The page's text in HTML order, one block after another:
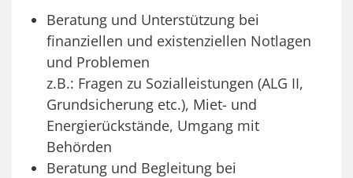
Beratung und Unterstützung bei
finanziellen und existenziellen Notlagen
und Problemen
z.B.: Fragen zu Sozialleistungen (ALG II,
Grundsicherung etc.), Miet- und
Energierückstände, Umgang mit
Behörden
Beratung und Begleitung bei